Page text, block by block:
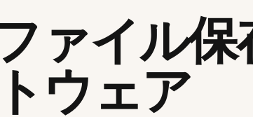
ァイル保
ウェア